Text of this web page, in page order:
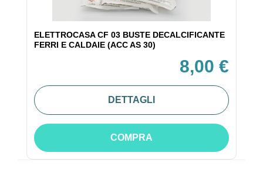
ELETTROCASA CF 03 BUSTE DECALCIFICANTE
FERRI E CALDAIE (ACC AS 30)
8,00 €
DETTAGLI
COMPRA